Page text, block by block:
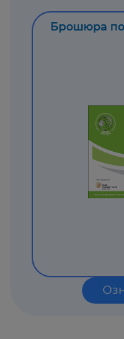
Брошюра